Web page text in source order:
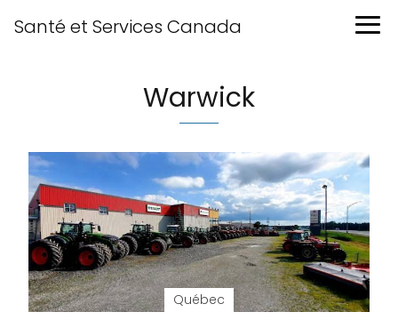
Santé et Services Canada
Warwick
Québec